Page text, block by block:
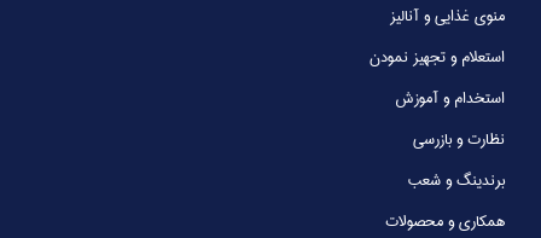
منوی غذایی و آنالیز
استعلام و تجهیز نمودن
استخدام و آموزش
نظارت و بازرسی
برندینگ و شعب
همکاری و محصولات